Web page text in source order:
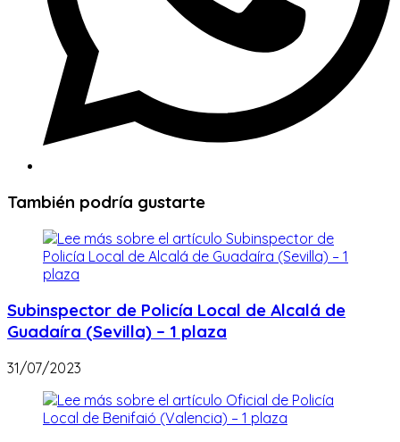
También podría gustarte
Subinspector de Policía Local de Alcalá de
Guadaíra (Sevilla) – 1 plaza
31/07/2023